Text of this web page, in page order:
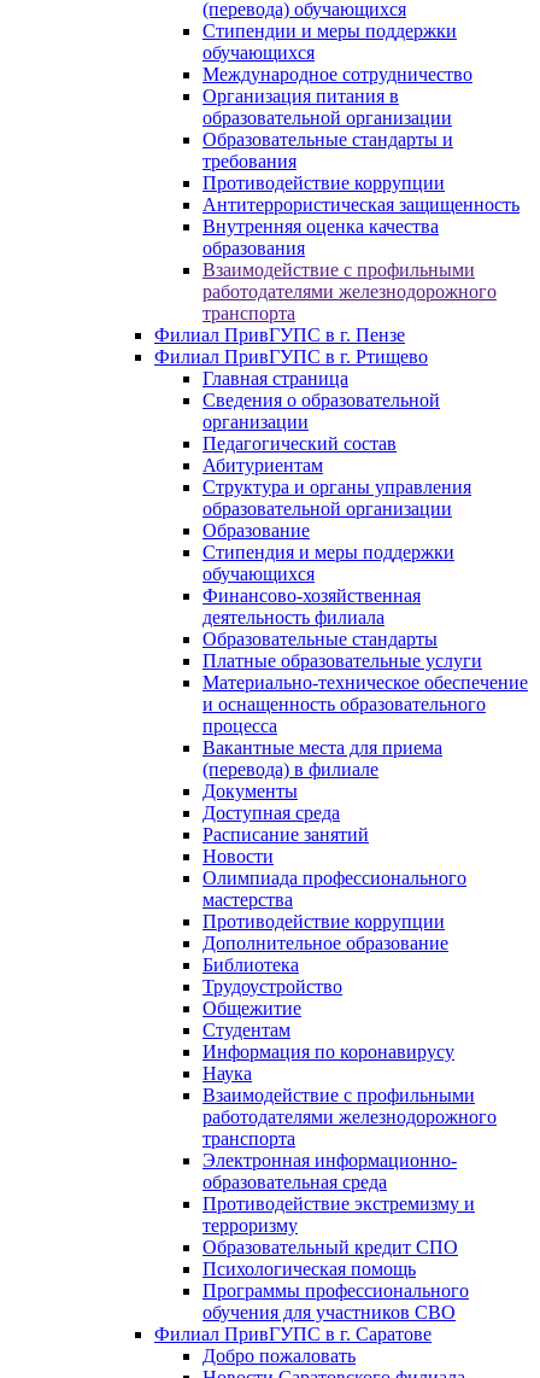
(перевода) обучающихся
Стипендии и меры поддержки
обучающихся
Международное сотрудничество
Организация питания в
образовательной организации
Образовательные стандарты и
требования
Противодействие коррупции
Антитеррористическая защищенность
Внутренняя оценка качества
образования
Взаимодействие с профильными
работодателями железнодорожного
транспорта
Филиал ПривГУПС в г. Пензе
Филиал ПривГУПС в г. Ртищево
Главная страница
Сведения о образовательной
организации
Педагогический состав
Абитуриентам
Структура и органы управления
образовательной организации
Образование
Стипендия и меры поддержки
обучающихся
Финансово-хозяйственная
деятельность филиала
Образовательные стандарты
Платные образовательные услуги
Материально-техническое обеспечение
и оснащенность образовательного
процесса
Вакантные места для приема
(перевода) в филиале
Документы
Доступная среда
Расписание занятий
Новости
Олимпиада профессионального
мастерства
Противодействие коррупции
Дополнительное образование
Библиотека
Трудоустройство
Общежитие
Студентам
Информация по коронавирусу
Наука
Взаимодействие с профильными
работодателями железнодорожного
транспорта
Электронная информационно-
образовательная среда
Противодействие экстремизму и
терроризму
Образовательный кредит СПО
Психологическая помощь
Программы профессионального
обучения для участников СВО
Филиал ПривГУПС в г. Саратове
Добро пожаловать